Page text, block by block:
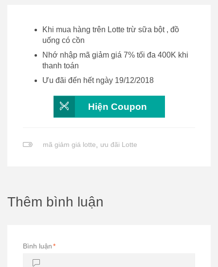
Khi mua hàng trên Lotte trừ sữa bột , đồ
uống có cồn
Nhớ nhập mã giảm giá 7% tối đa 400K khi
thanh toán
Ưu đãi đến hết ngày 19/12/2018
Hiện Coupon
mã giảm giá lotte, ưu đãi Lotte
Thêm bình luận
Bình luận*